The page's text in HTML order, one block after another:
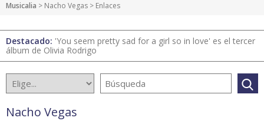
Musicalia > Nacho Vegas > Enlaces
Destacado: 'You seem pretty sad for a girl so in love' es el tercer
álbum de Olivia Rodrigo
Nacho Vegas